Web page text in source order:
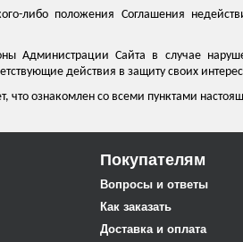
либо положения Соглашения
Администрации Сайта в случае
действия в защиту своих
что ознакомлен со всеми пунктами
Покупателям
Вопросы и ответы
Как заказать
Доставка и оплата